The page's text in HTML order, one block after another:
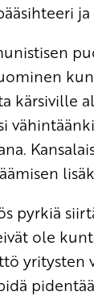
kärsiville
pyrkiä
ole
yritysten